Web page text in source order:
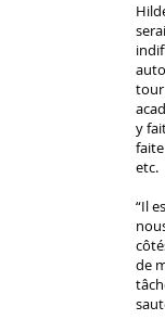
tour
y
etc.
“Il
de